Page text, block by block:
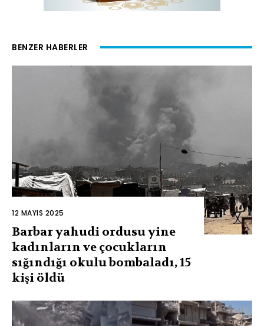
BENZER HABERLER
12 MAYIS 2025
Barbar yahudi ordusu yine
kadınların ve çocukların
sığındığı okulu bombaladı, 15
kişi öldü